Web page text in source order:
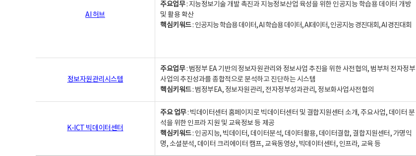
AI 허브
주요업무: 지능정보기술 개발 촉진과 지능정보산업 육성을 위한 인공지능 학습용 데이터 개방
및 활용 확산
핵심키워드: 인공지능 학습용 데이터, AI 학습용 데이터, AI데이터, 인공지능 경진대회, AI 경진대회
정보자원관리시스템
주요업무: 범정부 EA 기반의 정보자원관리와 정보사업 추진을 위한 사전협의, 범부처 전자정부
사업의 추진성과를 종합적으로 분석하고 진단하는 시스템
핵심키워드: 범정부EA, 정보자원관리, 전자정부성과관리, 정보화사업사전협의
K-ICT 빅데이터센터
주요 업무: 빅데이터센터 홈페이지로 빅데이터센터 및 결합지원센터 소개, 주요사업, 데이터 분
석을 위한 인프라 지원 및 교육정보 등 제공
핵심키워드: 인공지능, 빅데이터, 데이터분석, 데이터활용, 데이터결합, 결합지원센터, 가명익
명, 소셜분석, 데이터 크리에이터 캠프, 교육동영상, 빅데이터센터, 인프라, 교육 등